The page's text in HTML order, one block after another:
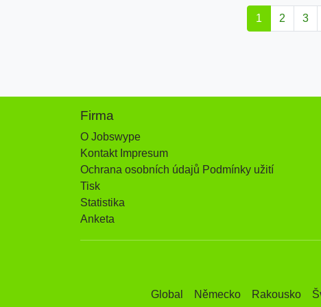
1 2 3
Firma
O Jobswype
Kontakt Impresum
Ochrana osobních údajů Podmínky užití
Tisk
Statistika
Anketa
Global Německo Rakousko